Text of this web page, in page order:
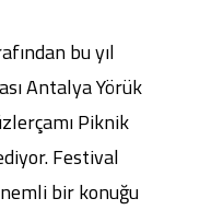
bu yıl
Antalya Yörük
Piknik
Festival
bir konuğu